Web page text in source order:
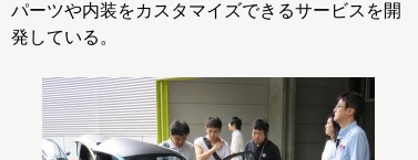
パーツや内装をカスタマイズできるサービスを開
発している。